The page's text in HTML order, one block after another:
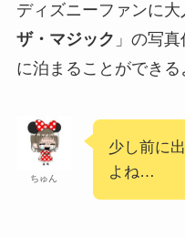
ディズニーファンに大
ザ・マジック 」の写
に泊まることができる
ちゅん
少し前に
よね…